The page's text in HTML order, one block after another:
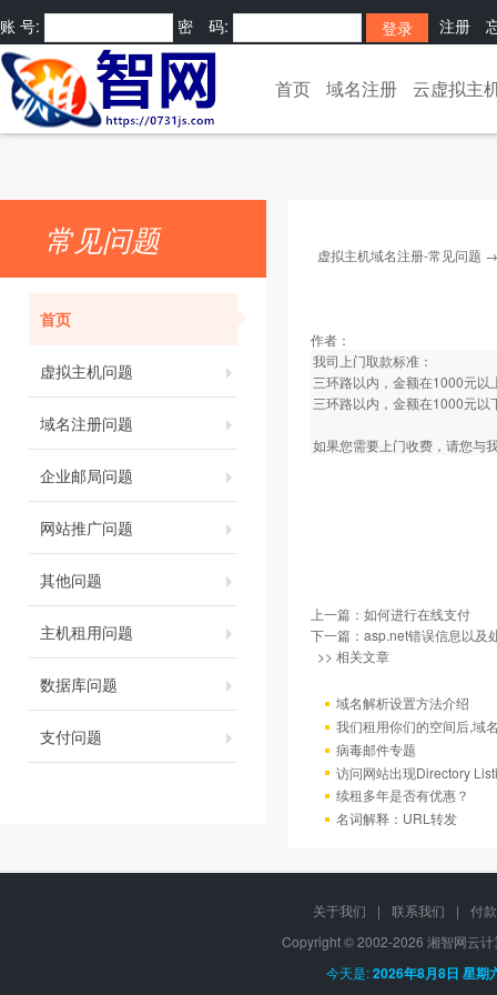
账 号: 密 码: 注册
[] 首页 域名注册 云虚拟主
常见问题
首页
虚拟主机问题
域名注册问题
企业邮局问题
网站推广问题
其他问题
主机租用问题
数据库问题
支付问题
虚拟主机域名注册-常见问题
作者：
我司上门取款标准：
三环路以内，金额在1000元以
三环路以内，金额在1000元以
如果您需要上门收费，请您与
上一篇： 如何进行在线支付
下一篇： asp.net错误信息以及
>> 相关文章
域名解析设置方法介绍
我们租用你们的空间后,域
病毒邮件专题
访问网站出现Directory
续租多年是否有优惠？
名词解释：URL转发
关于我们 | 联系我们 |
付
Copyright © 2002-2026 湘智网云
今天是:2026年8月8日 星期